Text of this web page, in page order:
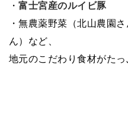
・富士宮産のルイビ豚
・無農薬野菜（北山農園
ん）など、
地元のこだわり食材がた